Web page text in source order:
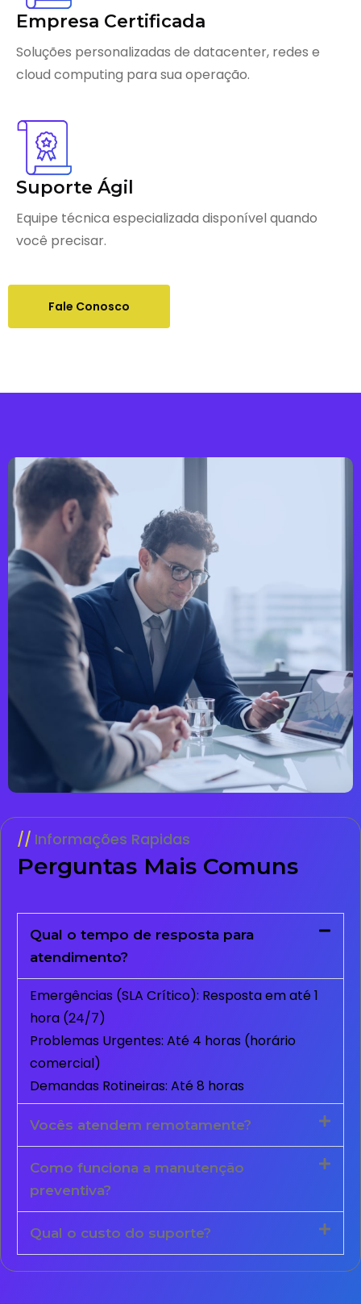
Empresa Certificada
Soluções personalizadas de datacenter, redes e
cloud computing para sua operação.
Suporte Ágil
Equipe técnica especializada disponível quando
você precisar.
Fale Conosco
Informações Rapidas
Perguntas Mais Comuns
Qual o tempo de resposta para
atendimento?
Emergências (SLA Crítico): Resposta em até 1
hora (24/7)
Problemas Urgentes: Até 4 horas (horário
comercial)
Demandas Rotineiras: Até 8 horas
Vocês atendem remotamente?
Como funciona a manutenção
preventiva?
Qual o custo do suporte?